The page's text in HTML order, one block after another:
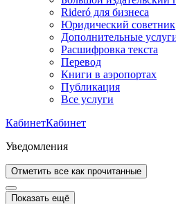
Rideró для бизнеса
Юридический советник
Дополнительные
Расшифровка текста
Перевод
Книги в аэропортах
Публикация
Все услуги
КабинетКабинет
Уведомления
Отметить все как прочитанные
Показать ещё